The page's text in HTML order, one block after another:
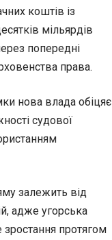
коштів із
мільярдів
попередні
права.
нова влада обіцяє
судової
залежить від
адже угорська
протягом